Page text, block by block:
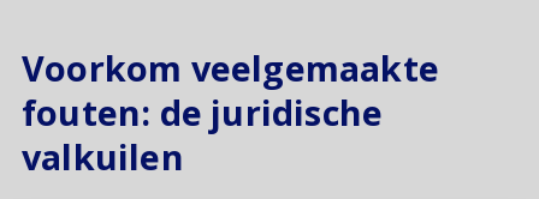
Voorkom veelgemaakte
fouten: de juridische
valkuilen